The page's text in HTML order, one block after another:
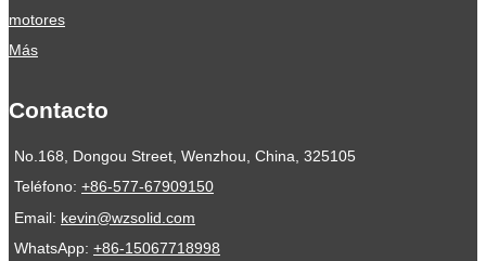
motores
Más
Contacto
No.168, Dongou Street, Wenzhou, China, 325105
Teléfono: +86-577-67909150
Email: kevin@wzsolid.com
WhatsApp: +86-15067718998